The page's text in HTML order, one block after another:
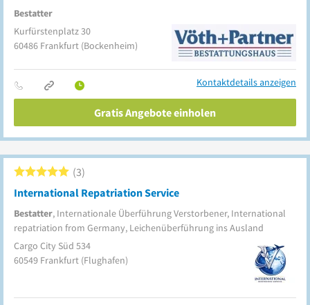
Bestatter
Kurfürstenplatz 30
60486 Frankfurt (Bockenheim)
Kontaktdetails anzeigen
Gratis Angebote einholen
International Repatriation Service
Bestatter, Internationale Überführung Verstorbener, International
repatriation from Germany, Leichenüberführung ins Ausland
3
Cargo City Süd 534
60549 Frankfurt (Flughafen)